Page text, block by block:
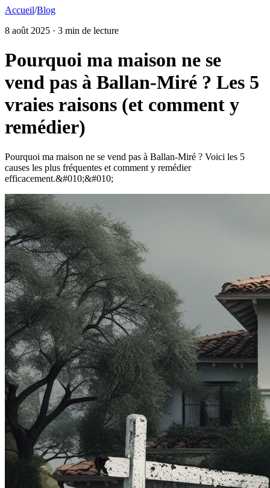
Accueil/Blog
8 août 2025 · 3 min de lecture
Pourquoi ma maison ne se
vend pas à Ballan-Miré ? Les 5
vraies raisons (et comment y
remédier)
Pourquoi ma maison ne se vend pas à Ballan-Miré ? Voici les 5
causes les plus fréquentes et comment y remédier
efficacement.&#010;&#010;